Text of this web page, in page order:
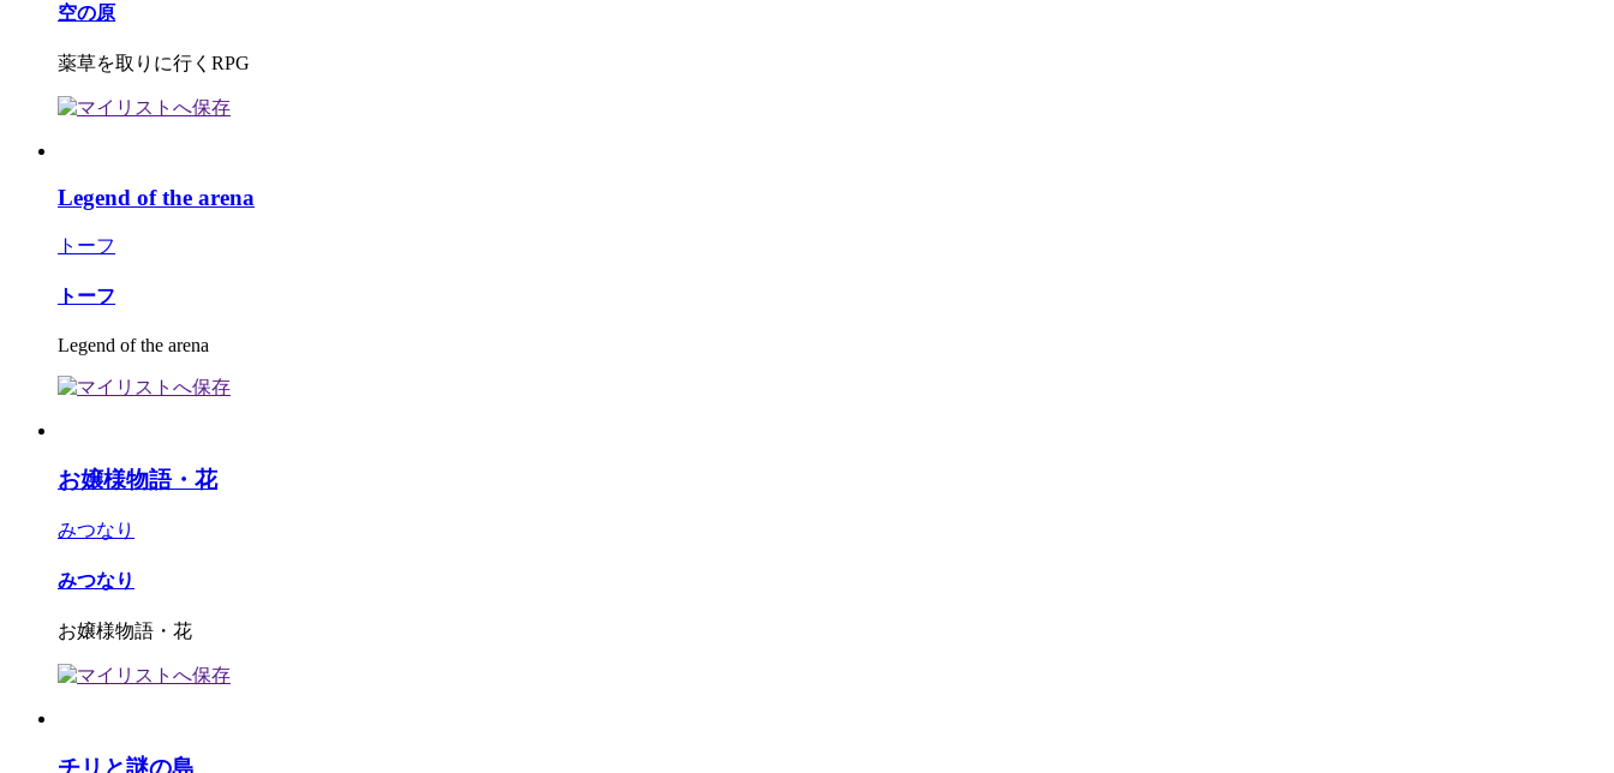
空の原
薬草を取りに行くRPG
Legend of the arena
トーフ
トーフ
Legend of the arena
お嬢様物語・花
みつなり
みつなり
お嬢様物語・花
チリと謎の島